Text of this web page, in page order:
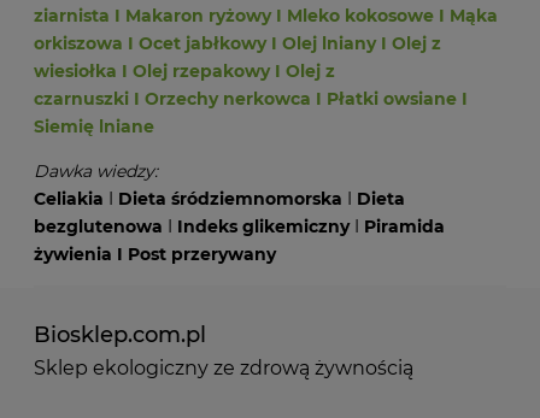
ziarnista I Makaron ryżowyI Mleko kokosowe I Mąka
orkiszowa I Ocet jabłkowyI Olej lnianyI Olej z
wiesiołka I Olej rzepakowyI Olej z
czarnuszki I Orzechy nerkowca I Płatki owsiane I
Siemię lniane
Dawka wiedzy:
Celiakia I Dieta śródziemnomorska I Dieta
bezglutenowa I Indeks glikemicznyI Piramida
żywienia I Post przerywany
Biosklep.com.pl
Sklep ekologiczny ze zdrową żywnością